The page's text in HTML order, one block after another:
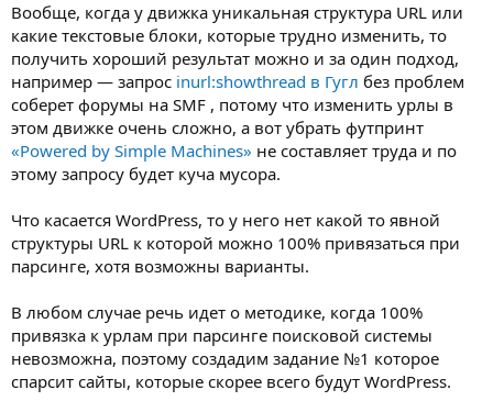
Вообще, когда у движка уникальная структура URL или
какие текстовые блоки, которые трудно изменить, то
получить хороший результат можно и за один подход,
например — запрос inurl:showthread в Гугл без проблем
соберет форумы на SMF , потому что изменить урлы в
этом движке очень сложно, а вот убрать футпринт
«Powered by Simple Machines» не составляет труда и по
этому запросу будет куча мусора.
Что касается WordPress, то у него нет какой то явной
структуры URL к которой можно 100% привязаться при
парсинге, хотя возможны варианты.
В любом случае речь идет о методике, когда 100%
привязка к урлам при парсинге поисковой системы
невозможна, поэтому создадим задание №1 которое
спарсит сайты, которые скорее всего будут WordPress.